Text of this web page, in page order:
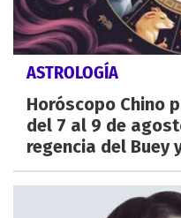
ASTROLOGÍA
Horóscopo Chino
del 7 al 9 de
regencia del Buey